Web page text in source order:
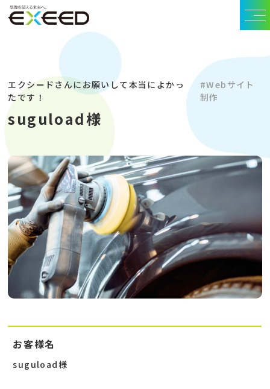
エクシードさんにお願いして本当によかっ
たです！
#Webサイト
制作
suguload様
お客様名
suguload様